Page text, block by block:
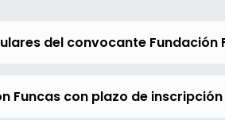
del convocante Fundación
Funcas con plazo de